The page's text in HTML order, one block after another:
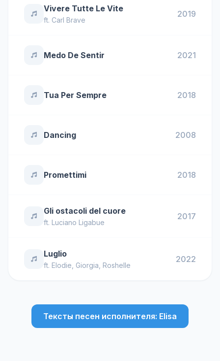
Vivere Tutte Le Vite
ft. Carl Brave
2019
Medo De Sentir 2021
Tua Per Sempre 2018
Dancing 2008
Promettimi 2018
Gli ostacoli del cuore
ft. Luciano Ligabue
2017
Luglio
ft. Elodie Giorgia Roshelle
2022
Тексты песен исполнителя: Elisa